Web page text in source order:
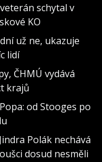
schytal v
KO
už ne, ukazuje
lidí
ČHMÚ vydává
krajů
od Stooges po
Polák nechává
dosud nesměli